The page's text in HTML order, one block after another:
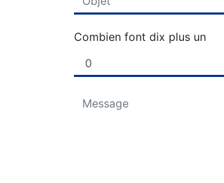
Combien font dix plus un